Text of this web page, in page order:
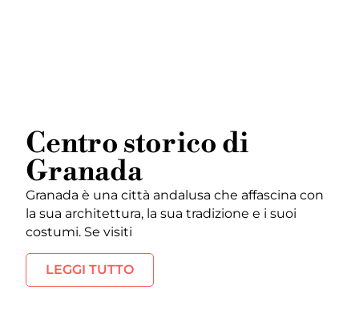
Centro storico di
Granada
Granada è una città andalusa che affascina con
la sua architettura, la sua tradizione e i suoi
costumi. Se visiti
LEGGI TUTTO